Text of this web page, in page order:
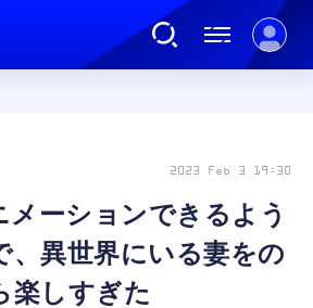
AI
ガジェット
メーションできるよう
、異世界にいる妻をの
楽しすぎた
2023 Feb 3 19:30